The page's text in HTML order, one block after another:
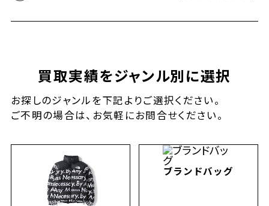
買取実績をジャンル別に選択
お探しのジャンルを下記よりご選択ください。
ご不明の場合は、お気軽にお問合せください。
ブランドバッグ